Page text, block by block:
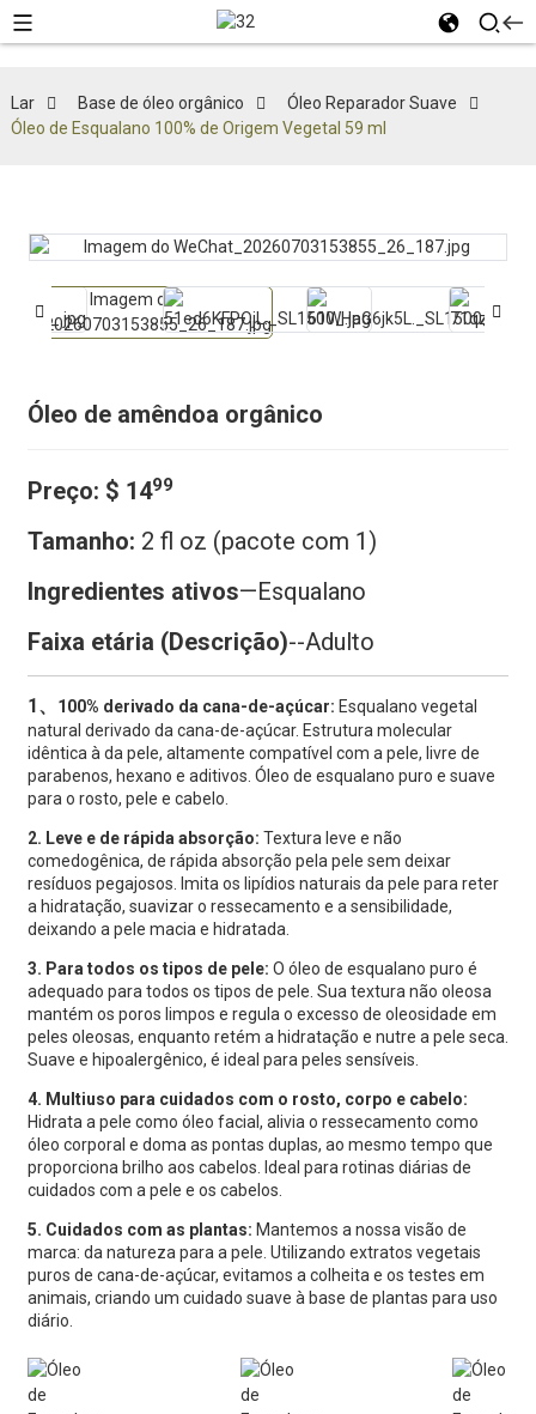
Lar Base de óleo orgânico
Óleo Reparador Suave
Óleo de Esqualano 100% de Origem Vegetal 59 ml
Óleo de amêndoa orgânico
Preço: $ 1499
Tamanho: 2 fl oz (pacote com 1)
Ingredientes ativos—Esqualano
Faixa etária (Descrição)--Adulto
1、 100% derivado da cana-de-açúcar: Esqualano vegetal
natural derivado da cana-de-açúcar. Estrutura molecular
idêntica à da pele, altamente compatível com a pele, livre de
parabenos, hexano e aditivos. Óleo de esqualano puro e suave
para o rosto, pele e cabelo.
2. Leve e de rápida absorção: Textura leve e não
comedogênica, de rápida absorção pela pele sem deixar
resíduos pegajosos. Imita os lipídios naturais da pele para reter
a hidratação, suavizar o ressecamento e a sensibilidade,
deixando a pele macia e hidratada.
3. Para todos os tipos de pele: O óleo de esqualano puro é
adequado para todos os tipos de pele. Sua textura não oleosa
mantém os poros limpos e regula o excesso de oleosidade em
peles oleosas, enquanto retém a hidratação e nutre a pele seca.
Suave e hipoalergênico, é ideal para peles sensíveis.
4. Multiuso para cuidados com o rosto, corpo e cabelo:
Hidrata a pele como óleo facial, alivia o ressecamento como
óleo corporal e doma as pontas duplas, ao mesmo tempo que
proporciona brilho aos cabelos. Ideal para rotinas diárias de
cuidados com a pele e os cabelos.
5. Cuidados com as plantas: Mantemos a nossa visão de
marca: da natureza para a pele. Utilizando extratos vegetais
puros de cana-de-açúcar, evitamos a colheita e os testes em
animais, criando um cuidado suave à base de plantas para uso
diário.